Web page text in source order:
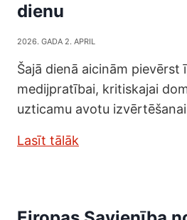
dienu
2026. GADA 2. APRIL
Šajā dienā aicinām pievērst
medijpratībai, kritiskajai
uzticamu avotu
Lasīt tālāk